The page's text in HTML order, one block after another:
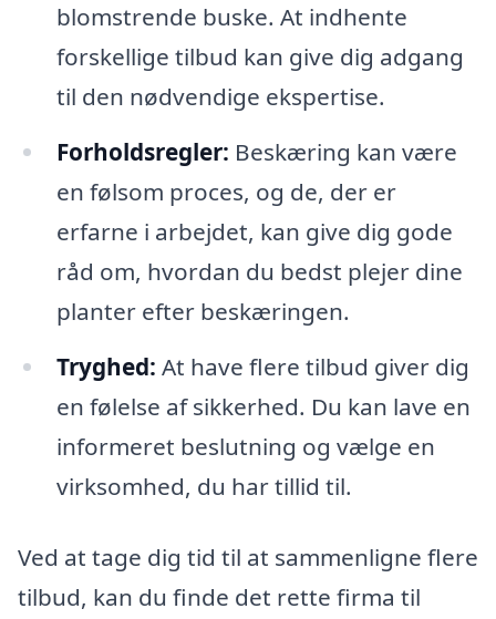
blomstrende buske. At indhente
forskellige tilbud kan give dig adgang
til den nødvendige ekspertise.
Forholdsregler: Beskæring kan være
en følsom proces, og de, der er
erfarne i arbejdet, kan give dig gode
råd om, hvordan du bedst plejer dine
planter efter beskæringen.
Tryghed: At have flere tilbud giver dig
en følelse af sikkerhed. Du kan lave en
informeret beslutning og vælge en
virksomhed, du har tillid til.
Ved at tage dig tid til at sammenligne flere
tilbud, kan du finde det rette firma til